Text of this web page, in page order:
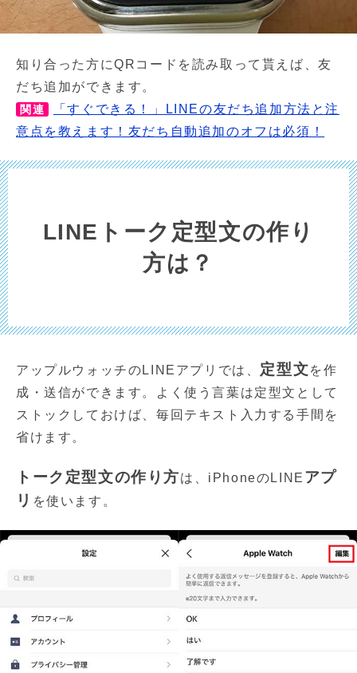
知り合った方にQRコードを読み取って貰えば、友
だち追加ができます。
関連
「すぐできる！」LINEの友だち追加方法と注
意点を教えます！友だち自動追加のオフは必須！
LINEトーク定型文の作り
方は？
アップルウォッチのLINEアプリでは、 定型文を作
成・送信ができます。よく使う言葉は定型文として
ストックしておけば、毎回テキスト入力する手間を
省けます。
トーク定型文の作り方は、iPhoneのLINE アプ
リ を使います。